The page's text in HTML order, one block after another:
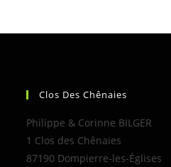
Clos Des Chênaies
Philippe & Corinne BILGER
1 Clos des Chênaies
87190 Dompierre-les-Églises